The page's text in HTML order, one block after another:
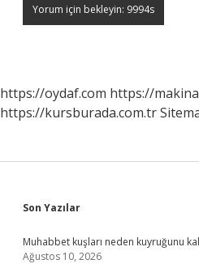
https://oydaf.com https://
https://kursburada.com.tr
Sidebar
Son Yazılar
Muhabbet kuşları neden kuyruğunu
Ağustos 10, 2026